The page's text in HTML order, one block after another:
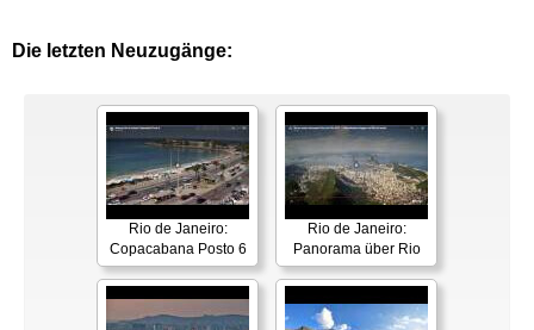
Die letzten Neuzugänge:
Rio de Janeiro:
Copacabana Posto 6
Rio de Janeiro:
Panorama über Rio